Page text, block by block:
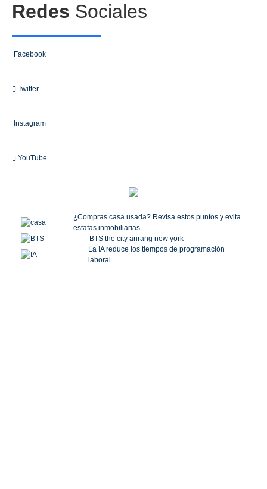
Redes Sociales
Facebook
Twitter
Instagram
YouTube
¿Compras casa usada? Revisa estos puntos y evita
estafas inmobiliarias
BTS the city arirang new york
La IA reduce los tiempos de programación
laboral